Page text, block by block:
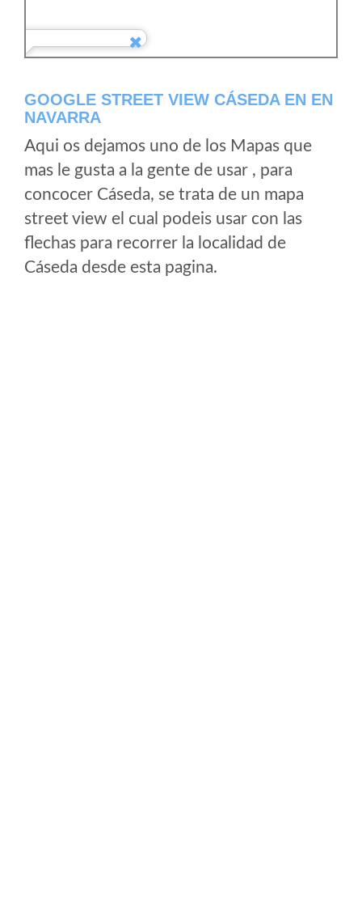
GOOGLE STREET VIEW CÁSEDA EN EN
NAVARRA
Aqui os dejamos uno de los Mapas que
mas le gusta a la gente de usar , para
concocer Cáseda, se trata de un mapa
street view el cual podeis usar con las
flechas para recorrer la localidad de
Cáseda desde esta pagina.